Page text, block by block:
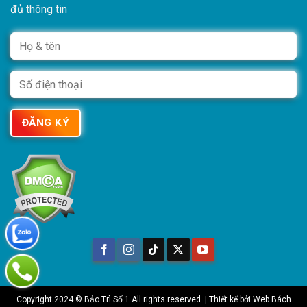
đủ thông tin
Copyright 2024 © Bảo Trì Số 1 All rights reserved. | Thiết kế bởi Web Bách